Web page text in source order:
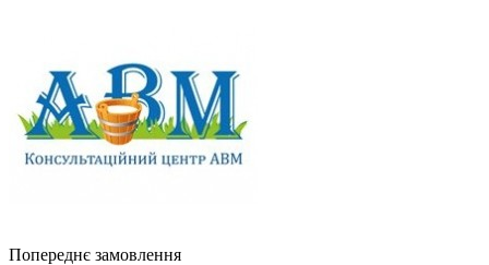
Попереднє замовлення